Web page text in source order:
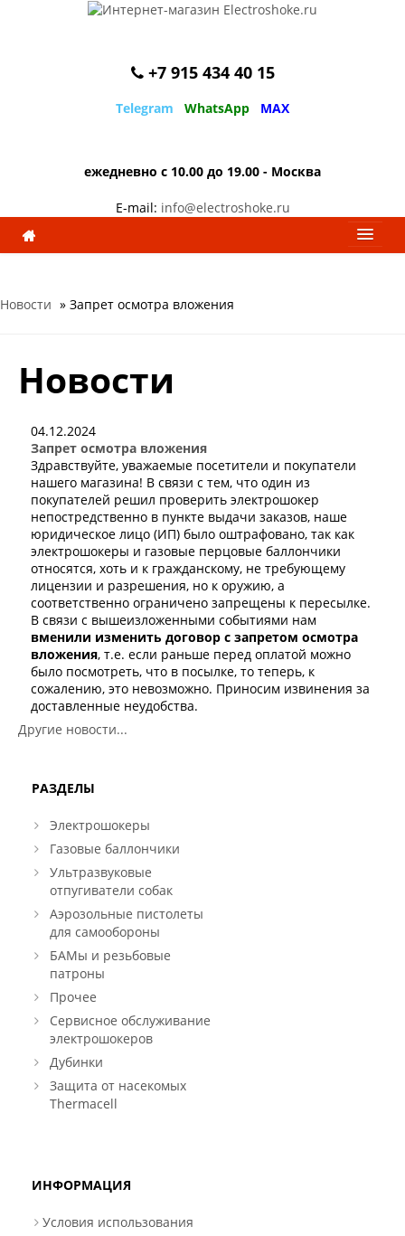
+7 915 434 40 15
Telegram WhatsApp MAX
ежедневно с 10.00 до 19.00 - Москва
E-mail: info@electroshoke.ru
Информация
Корзина
Новости » Запрет осмотра вложения
Новости
04.12.2024
Запрет осмотра вложения
Здравствуйте, уважаемые посетители и покупатели
нашего магазина! В связи с тем, что один из
покупателей решил проверить электрошокер
непостредственно в пункте выдачи заказов, наше
юридическое лицо (ИП) было оштрафовано, так как
электрошокеры и газовые перцовые баллончики
относятся, хоть и к гражданскому, не требующему
лицензии и разрешения, но к оружию, а
соответственно ограничено запрещены к пересылке.
В связи с вышеизложенными событиями нам
вменили изменить договор с запретом осмотра
вложения, т.е. если раньше перед оплатой можно
было посмотреть, что в посылке, то теперь, к
сожалению, это невозможно. Приносим извинения за
доставленные неудобства.
Другие новости...
РАЗДЕЛЫ
Электрошокеры
Газовые баллончики
Ультразвуковые
отпугиватели собак
Аэрозольные пистолеты
для самообороны
БАМы и резьбовые
патроны
Прочее
Сервисное обслуживание
электрошокеров
Дубинки
Защита от насекомых
Thermacell
ИНФОРМАЦИЯ
Условия использования